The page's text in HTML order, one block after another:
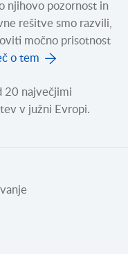
njihovo pozornost in
rešitve smo razvili,
močno prisotnost
o tem
20 največjimi
v južni Evropi.